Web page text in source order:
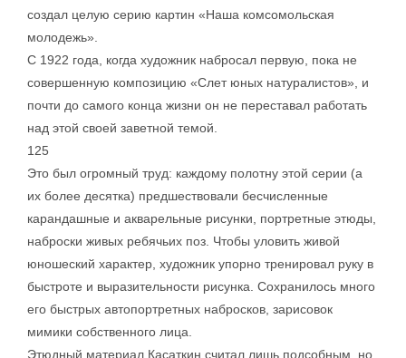
создал целую серию картин «Наша комсомольская
молодежь».
С 1922 года, когда художник набросал первую, пока не
совершенную композицию «Слет юных натуралистов», и
почти до самого конца жизни он не переставал работать
над этой своей заветной темой.
125
Это был огромный труд: каждому полотну этой серии (а
их более десятка) предшествовали бесчисленные
карандашные и акварельные рисунки, портретные этюды,
наброски живых ребячьих поз. Чтобы уловить живой
юношеский характер, художник упорно тренировал руку в
быстроте и выразительности рисунка. Сохранилось много
его быстрых автопортретных набросков, зарисовок
мимики собственного лица.
Этюдный материал Касаткин считал лишь подсобным, но